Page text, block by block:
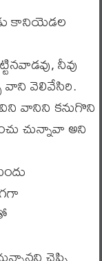
కానియెడల
నీవు
వెలివేసిరి.
వానిని కనుగొని
చున్నావా అని